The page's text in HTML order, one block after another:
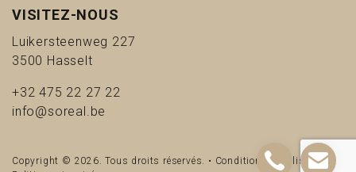
VISITEZ-NOUS
Luikersteenweg 227
3500 Hasselt
+32 475 22 27 22
info@soreal.be
Copyright © 2026. Tous droits réservés. • Conditions d'utilisation •